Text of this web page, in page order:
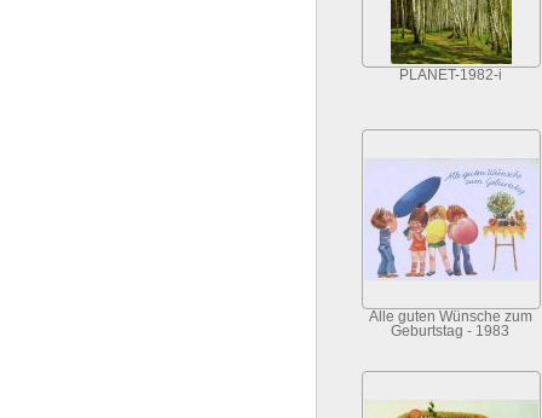
PLANET-1982-i
Alle guten Wünsche zum
Geburtstag - 1983